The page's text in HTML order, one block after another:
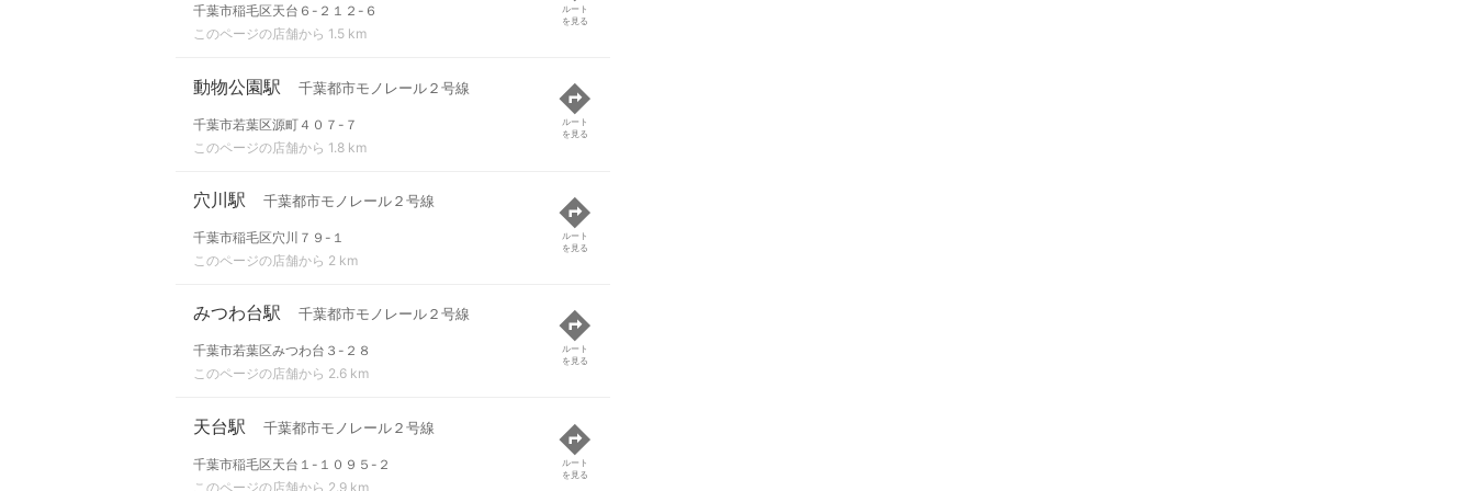
千葉市稲毛区天台６-２１２-６
このページの店舗から 1.5 km
ルート
を見る
動物公園駅 千葉都市モノレール２号線
千葉市若葉区源町４０７-７
このページの店舗から 1.8 km
ルート
を見る
穴川駅 千葉都市モノレール２号線
千葉市稲毛区穴川７９-１
このページの店舗から 2 km
ルート
を見る
みつわ台駅 千葉都市モノレール２号線
千葉市若葉区みつわ台３-２８
このページの店舗から 2.6 km
ルート
を見る
天台駅 千葉都市モノレール２号線
千葉市稲毛区天台１-１０９５-２
このページの店舗から 2.9 km
ルート
を見る